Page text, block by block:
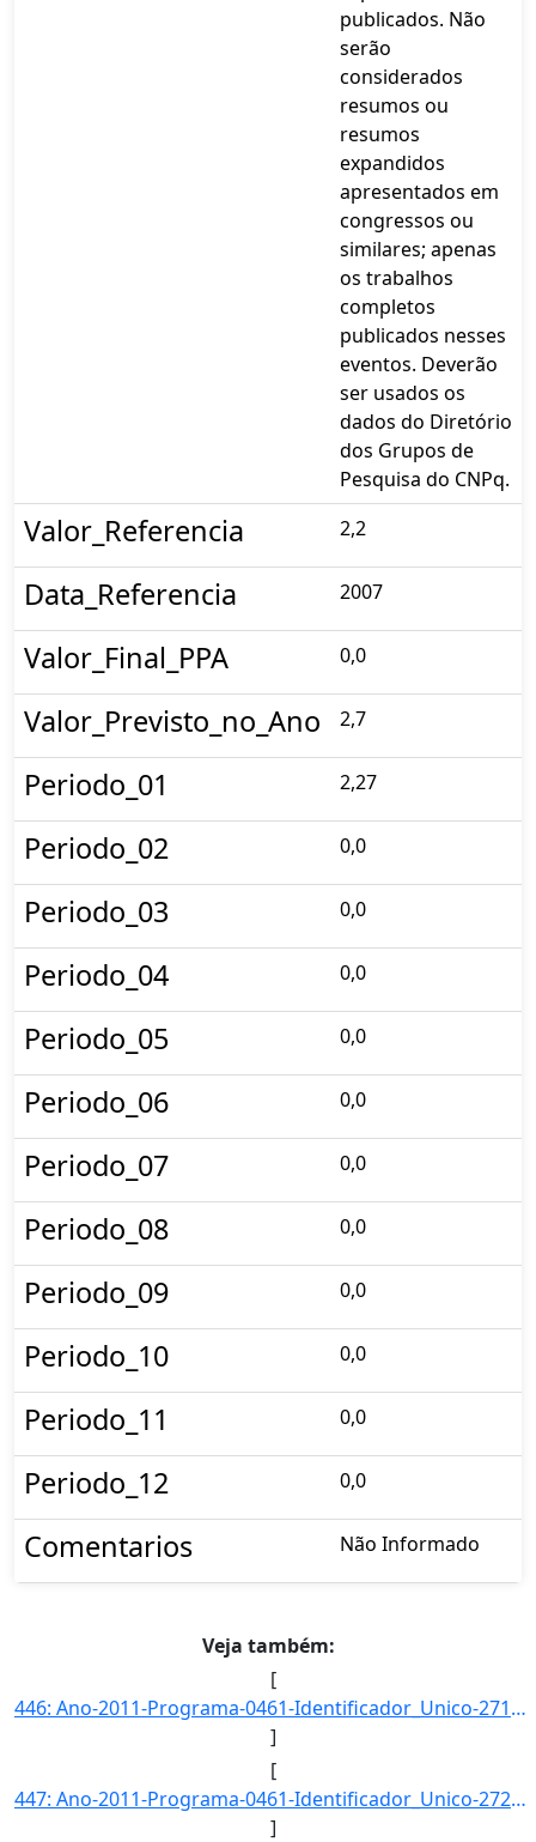
publicados. Não
serão
considerados
resumos ou
resumos
expandidos
apresentados em
congressos ou
similares; apenas
os trabalhos
completos
publicados nesses
eventos. Deverão
ser usados os
dados do Diretório
dos Grupos de
Pesquisa do CNPq.
Valor_Referencia 2,2
Data_Referencia 2007
Valor_Final_PPA 0,0
Valor_Previsto_no_Ano 2,7
Periodo_01 2,27
Periodo_02 0,0
Periodo_03 0,0
Periodo_04 0,0
Periodo_05 0,0
Periodo_06 0,0
Periodo_07 0,0
Periodo_08 0,0
Periodo_09 0,0
Periodo_10 0,0
Periodo_11 0,0
Periodo_12 0,0
Comentarios Não Informado
Veja também:
[
446: Ano-2011-Programa-0461-Identificador_Unico-2713-Descricao-Processos_e_Tecnicas_Desenvolvidos_nas_Uni]
]
[
447: Ano-2011-Programa-0461-Identificador_Unico-2723-Descricao-Artigos_Publicados_por_Pesquisadores_Brasi]
]